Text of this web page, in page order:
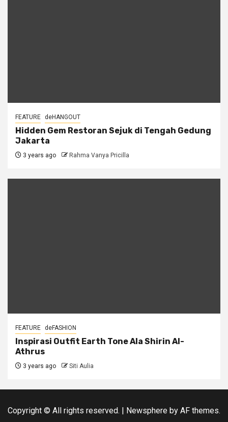
FEATURE deHANGOUT
Hidden Gem Restoran Sejuk di Tengah Gedung
Jakarta
3 years ago Rahma Vanya Pricilla
FEATURE deFASHION
Inspirasi Outfit Earth Tone Ala Shirin Al-
Athrus
3 years ago Siti Aulia
Copyright © All rights reserved. Newsphere by AF themes.